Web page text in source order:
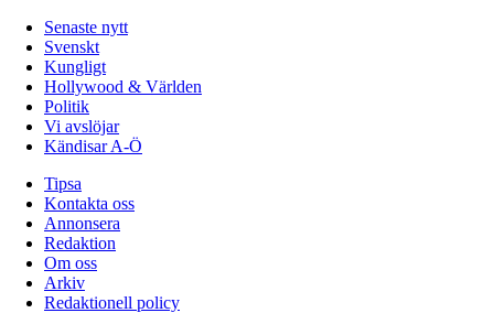
Senaste nytt
Svenskt
Kungligt
Hollywood & Världen
Politik
Vi avslöjar
Kändisar A-Ö
Tipsa
Kontakta oss
Annonsera
Redaktion
Om oss
Arkiv
Redaktionell policy